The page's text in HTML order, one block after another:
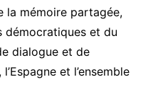
la mémoire partagée,
démocratiques et du
dialogue et de
et l’ensemble